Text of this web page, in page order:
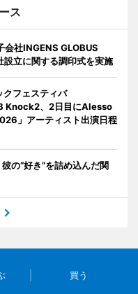
ス
会社INGENS GLOBUS
立に関する調印式を実施
クフェスティバ
、2日目にAlesso
」アーティスト出演日程
の“好き”を詰め込んだ関
買う